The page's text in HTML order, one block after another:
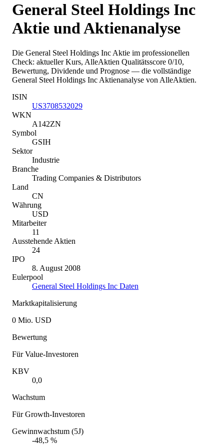
General Steel Holdings Inc
Aktie und Aktienanalyse
Die General Steel Holdings Inc Aktie im professionellen
Check: aktueller Kurs, AlleAktien Qualitätsscore 0/10,
Bewertung, Dividende und Prognose — die vollständige
General Steel Holdings Inc Aktienanalyse von AlleAktien.
ISIN
US3708532029
WKN
A142ZN
Symbol
GSIH
Sektor
Industrie
Branche
Trading Companies & Distributors
Land
CN
Währung
USD
Mitarbeiter
11
Ausstehende Aktien
24
IPO
8. August 2008
Eulerpool
General Steel Holdings Inc Daten
Marktkapitalisierung
0 Mio. USD
Bewertung
Für Value-Investoren
KBV
0,0
Wachstum
Für Growth-Investoren
Gewinnwachstum (5J)
-48,5 %